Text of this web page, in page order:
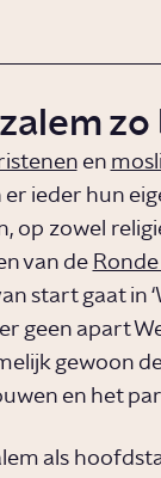
en
ieder hun
op zowel
van de
start gaat in
geen apart
gewoon
en het
als